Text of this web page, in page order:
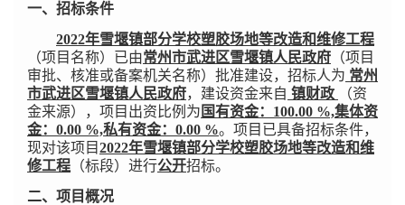
一、招标条件
2022年雪堰镇部分学校塑胶场地等改造和维修工程
（项目名称）已由常州市武进区雪堰镇人民政府 （项目
审批、核准或备案机关名称）批准建设，招标人为 常州
市武进区雪堰镇人民政府，建设资金来自 镇财政
（资
金来源），项目出资比例为 国有资金：100.00 %,集体资
金：0.00 %,私有资金：0.00 %。项目已具备招标条件，
现对该项目2022年雪堰镇部分学校塑胶场地等改造和维
修工程 （标段）进行公开招标。
二、项目概况